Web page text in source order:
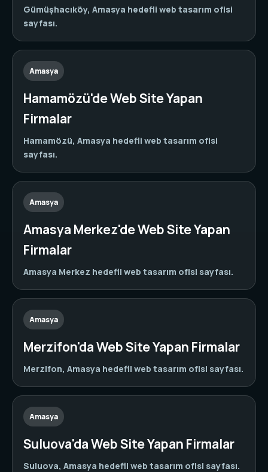
Gümüşhacıköy, Amasya hedefli web tasarım ofisi
sayfası.
Amasya
Hamamözü'de Web Site Yapan
Firmalar
Hamamözü, Amasya hedefli web tasarım ofisi
sayfası.
Amasya
Amasya Merkez'de Web Site Yapan
Firmalar
Amasya Merkez hedefli web tasarım ofisi sayfası.
Amasya
Merzifon'da Web Site Yapan Firmalar
Merzifon, Amasya hedefli web tasarım ofisi sayfası.
Amasya
Suluova'da Web Site Yapan Firmalar
Suluova, Amasya hedefli web tasarım ofisi sayfası.